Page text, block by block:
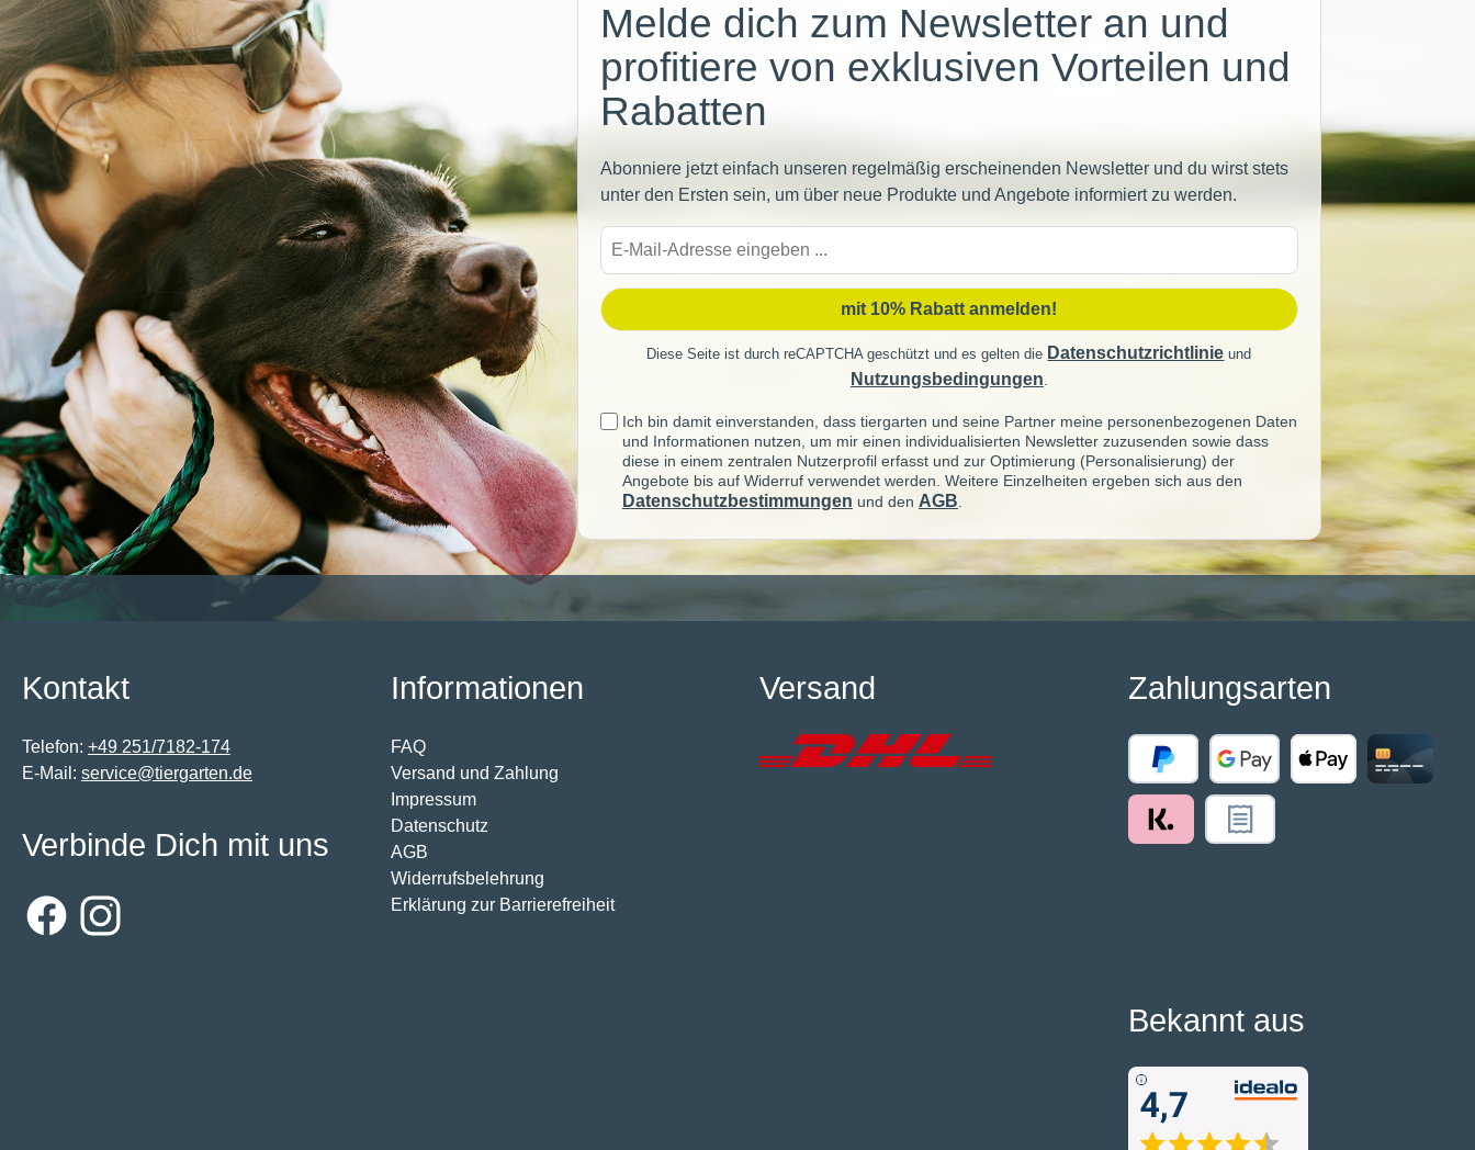
Melde dich zum Newsletter an und
profitiere von exklusiven Vorteilen und
Rabatten
Abonniere jetzt einfach unseren regelmäßig erscheinenden Newsletter und du wirst stets
unter den Ersten sein, um über neue Produkte und Angebote informiert zu werden.
Adresse
mit 10% Rabatt anmelden!
Diese Seite ist durch reCAPTCHA geschützt und es gelten die Datenschutzrichtlinie und
Nutzungsbedingungen.
Ich bin damit einverstanden, dass tiergarten und seine Partner meine personenbezogenen Daten
und Informationen nutzen, um mir einen individualisierten Newsletter zuzusenden sowie dass
diese in einem zentralen Nutzerprofil erfasst und zur Optimierung (Personalisierung) der
Angebote bis auf Widerruf verwendet werden. Weitere Einzelheiten ergeben sich aus den
Datenschutzbestimmungen und den AGB
Kontakt
Telefon: +49 251/7182-174
E-Mail: service@tiergarten.de
Informationen
FAQ
Versand und Zahlung
Impressum
Datenschutz
AGB
Widerrufsbelehrung
Erklärung zur Barrierefreiheit
Versand Zahlungsarten
Verbinde Dich mit uns
FacebookInstagram
Bekannt aus